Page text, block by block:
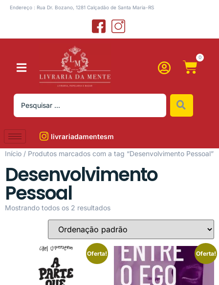
Endereço : Rua Dr. Bozano, 1281 Calçadão de Santa Maria-RS
0
livrariadamentesm
Início / Produtos marcados com a tag “Desenvolvimento Pessoal”
Desenvolvimento
Pessoal
Mostrando todos os 2 resultados
Oferta! Oferta!